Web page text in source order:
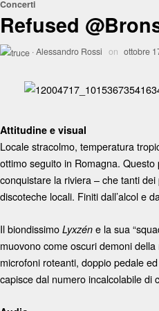
Concerti
Refused
·Alessandro Rossi on ottobre
Attitudine e visual
Locale stracolmo, temperatura
ottimo seguito in Romagna.
conquistare la riviera – che tanti
discoteche locali. Finiti dall’alcol e
Il biondissimo Lyxzén e la sua
muovono come oscuri demoni della
microfoni roteanti, doppio pedale
capisce dal numero incalcolabile di